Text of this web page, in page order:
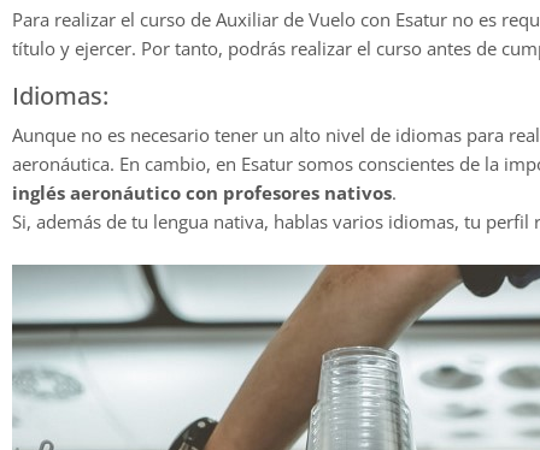
Para realizar el curso de Auxiliar de Vuelo con Esatur no es
título y ejercer. Por tanto, podrás realizar el curso antes de
Idiomas:
Aunque no es necesario tener un alto nivel de idiomas para
aeronáutica. En cambio, en Esatur somos conscientes de la
inglés aeronáutico con profesores nativos.
Si, además de tu lengua nativa, hablas varios idiomas, tu